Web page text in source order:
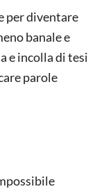
per diventare
banale e
e incolla di tesi
parole